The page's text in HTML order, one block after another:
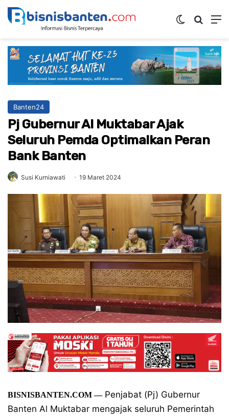
Switch skin
Banten24
Pj Gubernur Al Muktabar Ajak
Seluruh Pemda Optimalkan Peran
Bank Banten
Susi Kurniawati 19 Maret 2024
BISNISBANTEN.COM—Penjabat (Pj) Gubernur
Banten Al Muktabar mengajak seluruh Pemerintah